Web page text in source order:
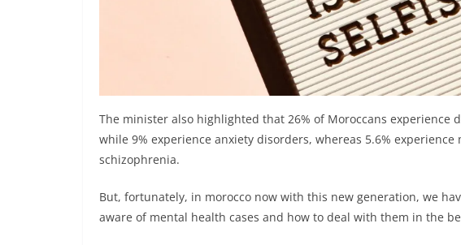
The minister also highlighted that 26% of Moroccans experience
while 9% experience anxiety disorders, whereas 5.6%
schizophrenia.
But, fortunately, in morocco now with this new generation, we
aware of mental health cases and how to deal with them in the